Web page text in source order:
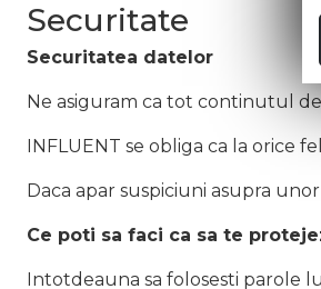
Securitate
Securitatea datelor
Ne asiguram ca tot continutul de
INFLUENT se obliga ca la orice
Daca apar suspiciuni asupra
Ce poti sa faci ca sa te
Intotdeauna sa folosesti parole